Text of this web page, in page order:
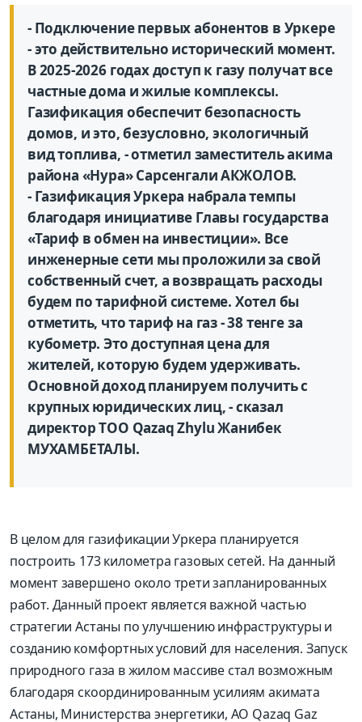
- Подключение первых абонентов в Уркере
- это действительно исторический момент.
В 2025-2026 годах доступ к газу получат все
частные дома и жилые комплексы.
Газификация обеспечит безопасность
домов, и это, безусловно, экологичный
вид топлива, - отметил заместитель акима
района «Нура» Сарсенгали АКЖОЛОВ.
- Газификация Уркера набрала темпы
благодаря инициативе Главы государства
«Тариф в обмен на инвестиции». Все
инженерные сети мы проложили за свой
собственный счет, а возвращать расходы
будем по тарифной системе. Хотел бы
отметить, что тариф на газ - 38 тенге за
кубометр. Это доступная цена для
жителей, которую будем удерживать.
Основной доход планируем получить с
крупных юридических лиц, - сказал
директор ТОО Qazaq Zhylu Жанибек
МУХАМБЕТАЛЫ.
В целом для газификации Уркера планируется
построить 173 километра газовых сетей. На данный
момент завершено около трети запланированных
работ. Данный проект является важной частью
стратегии Астаны по улучшению инфраструктуры и
созданию комфортных условий для населения. Запуск
природного газа в жилом массиве стал возможным
благодаря скоординированным усилиям акимата
Астаны, Министерства энергетики, АО Qazaq Gaz